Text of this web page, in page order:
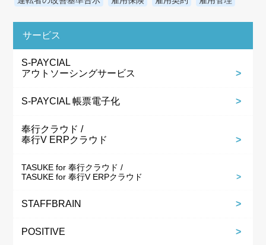
サービス
S-PAYCIAL
アウトソーシングサービス
S-PAYCIAL 帳票電子化
奉行クラウド /
奉行V ERPクラウド
TASUKE for 奉行クラウド /
TASUKE for 奉行V ERPクラウド
STAFFBRAIN
POSITIVE